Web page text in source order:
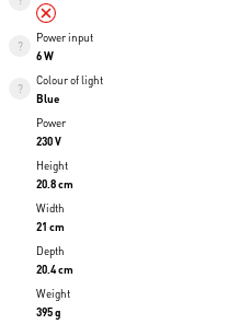
Power input
6 W
Colour of light
Blue
Power
230 V
Height
20.8 cm
Width
21 cm
Depth
20.4 cm
Weight
395 g